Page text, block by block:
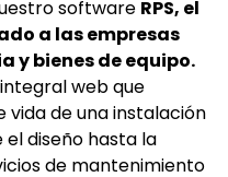
software RPS, el
a las empresas
y bienes de equipo.
web que
de una instalación
el diseño hasta la
de mantenimiento